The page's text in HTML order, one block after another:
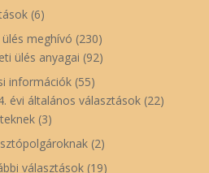
(6)
meghívó (230)
ülés anyagai (92)
információk (55)
évi általános választások (22)
(3)
(2)
választások (19)